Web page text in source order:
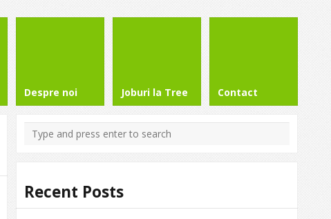
Despre noi Joburi la Tree Contact
Recent Posts